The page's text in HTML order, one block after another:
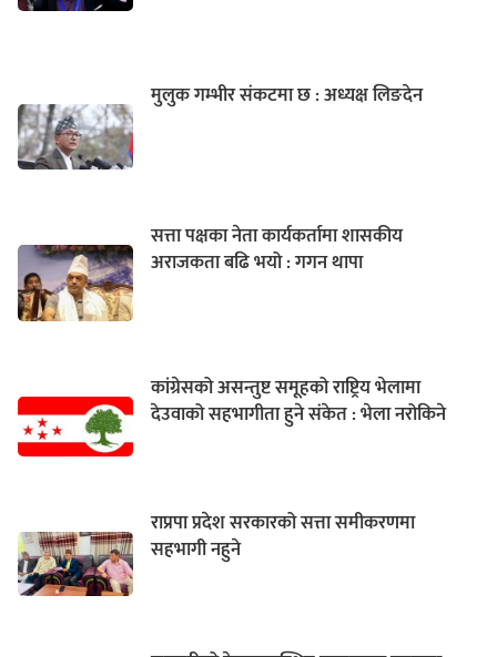
मुलुक गम्भीर संकटमा छ : अध्यक्ष लिङदेन
सत्ता पक्षका नेता कार्यकर्तामा शासकीय
अराजकता बढि भयो : गगन थापा
कांग्रेसको असन्तुष्ट समूहको राष्ट्रिय भेलामा
देउवाको सहभागीता हुने संकेत : भेला नरोकिने
राप्रपा प्रदेश सरकारको सत्ता समीकरणमा
सहभागी नहुने